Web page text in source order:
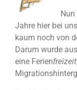
Jahre hier bei
kaum noch von
Darum wurde
eine Ferienfreizeit